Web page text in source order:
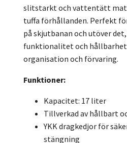
slitstarkt och vattentätt
tuffa förhållanden. Perfekt
på skjutbanan och utöver
funktionalitet och
organisation och förvaring.
Funktioner:
Kapacitet: 17 liter
Tillverkad av hållbart
YKK dragkedjor för
stängning